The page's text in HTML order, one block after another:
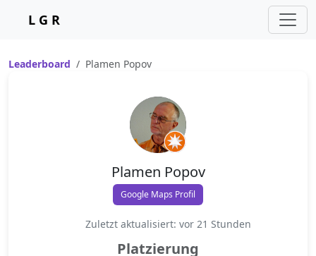
L G R
Leaderboard Plamen Popov
Plamen Popov
Google Maps Profil
Zuletzt aktualisiert: vor 21 Stunden
Platzierung